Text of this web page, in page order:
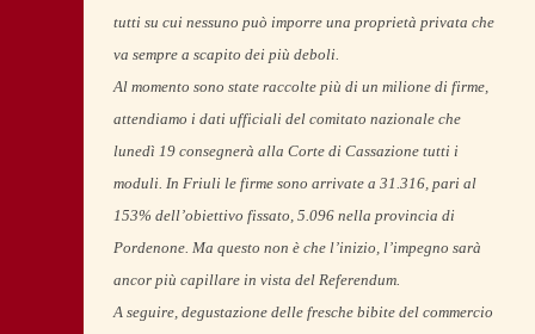
tutti su cui nessuno può imporre una proprietà privata che
va sempre a scapito dei più deboli.
Al momento sono state raccolte più di un milione di firme,
attendiamo i dati ufficiali del comitato nazionale che
lunedì 19 consegnerà alla Corte di Cassazione tutti i
moduli. In Friuli le firme sono arrivate a 31.316, pari al
153% dell’obiettivo fissato, 5.096 nella provincia di
Pordenone. Ma questo non è che l’inizio, l’impegno sarà
ancor più capillare in vista del Referendum.
A seguire, degustazione delle fresche bibite del commercio